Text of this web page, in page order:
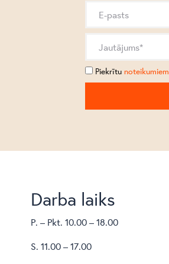
Piekrītu noteikumiem
Darba laiks
P. – Pkt. 10.00 – 18.00
S. 11.00 – 17.00